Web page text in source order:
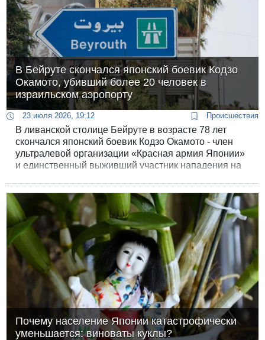
В Бейруте скончался японский боевик Кодзо
Окамото, убивший более 20 человек в
израильском аэропорту
23 июля 2026, 19:12 Происшествия
В ливанской столице Бейруте в возрасте 78 лет
скончался японский боевик Кодзо Окамото - член
ультралевой организации «Красная армия Японии»
и единственный выживший участник нападения на
Почему население Японии катастрофически
уменьшается: виноваты куклы?